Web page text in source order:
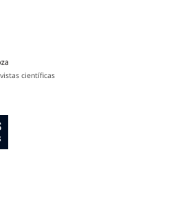
científicas